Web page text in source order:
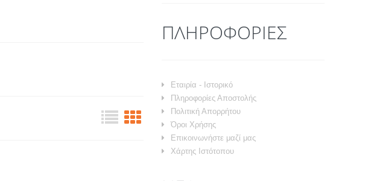
ΠΛΗΡΟΦΟΡΊΕΣ
Εταιρία - Ιστορικό
Πληροφορίες Αποστολής
Πολιτική Απορρήτου
Όροι Χρήσης
Επικοινωνήστε μαζί μας
Χάρτης Ιστότοπου